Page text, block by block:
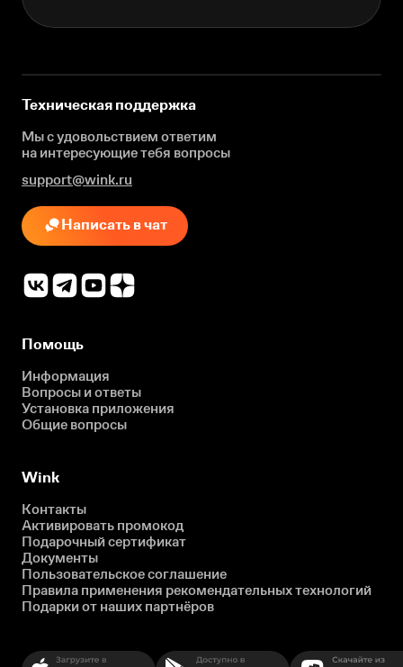
Техническая поддержка
Мы с удовольствием ответим
на интересующиетебя вопросы
support@wink.ru
Написать в чат
Помощь
Информация
Вопросы и ответы
Установка приложения
Общие вопросы
Wink
Контакты
Активировать промокод
Подарочный сертификат
Документы
Пользовательское соглашение
Правила применения рекомендательных технологий
Подарки от наших партнёров